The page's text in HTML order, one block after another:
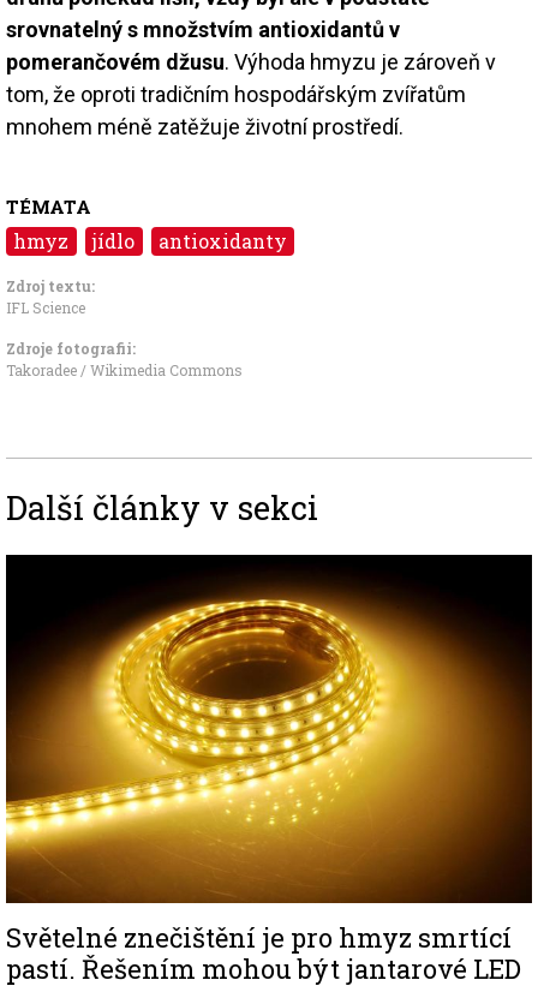
srovnatelný s množstvím antioxidantů v
pomerančovém džusu. Výhoda hmyzu je zároveň v
tom, že oproti tradičním hospodářským zvířatům
mnohem méně zatěžuje životní prostředí.
TÉMATA
hmyz jídlo antioxidanty
Zdroj textu:
IFL Science
Zdroje fotografii:
Takoradee / Wikimedia Commons
Další články v sekci
Světelné znečištění je pro hmyz smrtící
pastí. Řešením mohou být jantarové LED